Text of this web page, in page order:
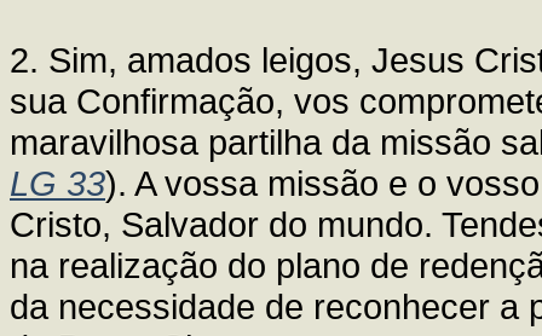
2. Sim, amados leigos, Jesus
sua Confirmação, vos
maravilhosa partilha da missão
LG 33). A vossa missão e o
Cristo, Salvador do mundo.
na realização do plano de
da necessidade de reconhecer a